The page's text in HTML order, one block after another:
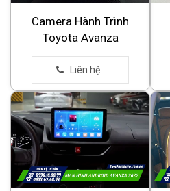
Camera Hành Trình
Toyota Avanza